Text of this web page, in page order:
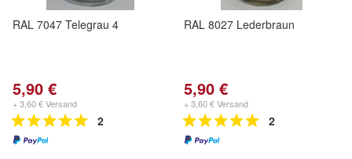
RAL 7047 Telegrau 4
5,90 €
+ 3,60 € Versand
2
RAL 8027 Lederbraun
5,90 €
+ 3,60 € Versand
2